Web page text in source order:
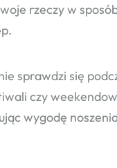
rzeczy w
sprawdzi się
czy
wygodę